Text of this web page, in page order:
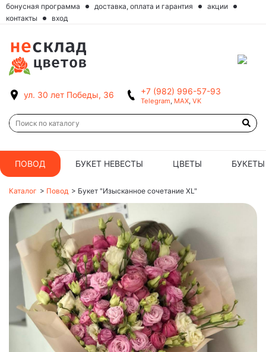
бонусная программа доставка, оплата и гарантия
акции
контакты
вход
ул. 30 лет Победы, 36 +7 (982) 996-57-93
Telegram, MAX, VK
ПОВОД БУКЕТ НЕВЕСТЫ ЦВЕТЫ БУКЕТЫ
Каталог > Повод > Букет "Изысканное сочетание XL"